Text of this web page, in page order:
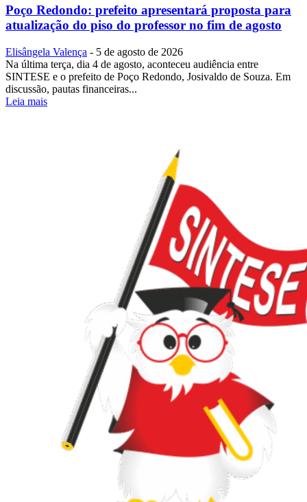
Poço Redondo: prefeito apresentará proposta para
atualização do piso do professor no fim de agosto
Elisângela Valença - 5 de agosto de 2026
Na última terça, dia 4 de agosto, aconteceu audiência entre
SINTESE e o prefeito de Poço Redondo, Josivaldo de Souza. Em
discussão, pautas financeiras...
Leia mais